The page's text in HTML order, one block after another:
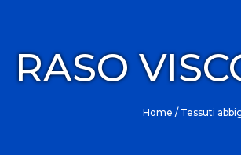
RASO
Home / Tessuti